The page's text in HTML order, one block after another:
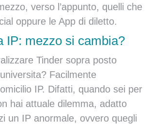
verso l’appunto, quelli che
oppure le App di diletto.
IP: mezzo si cambia?
Tinder sopra posto
Facilmente
IP. Difatti, quando sei per
hai attuale dilemma, adatto
un IP anormale, ovvero quegli